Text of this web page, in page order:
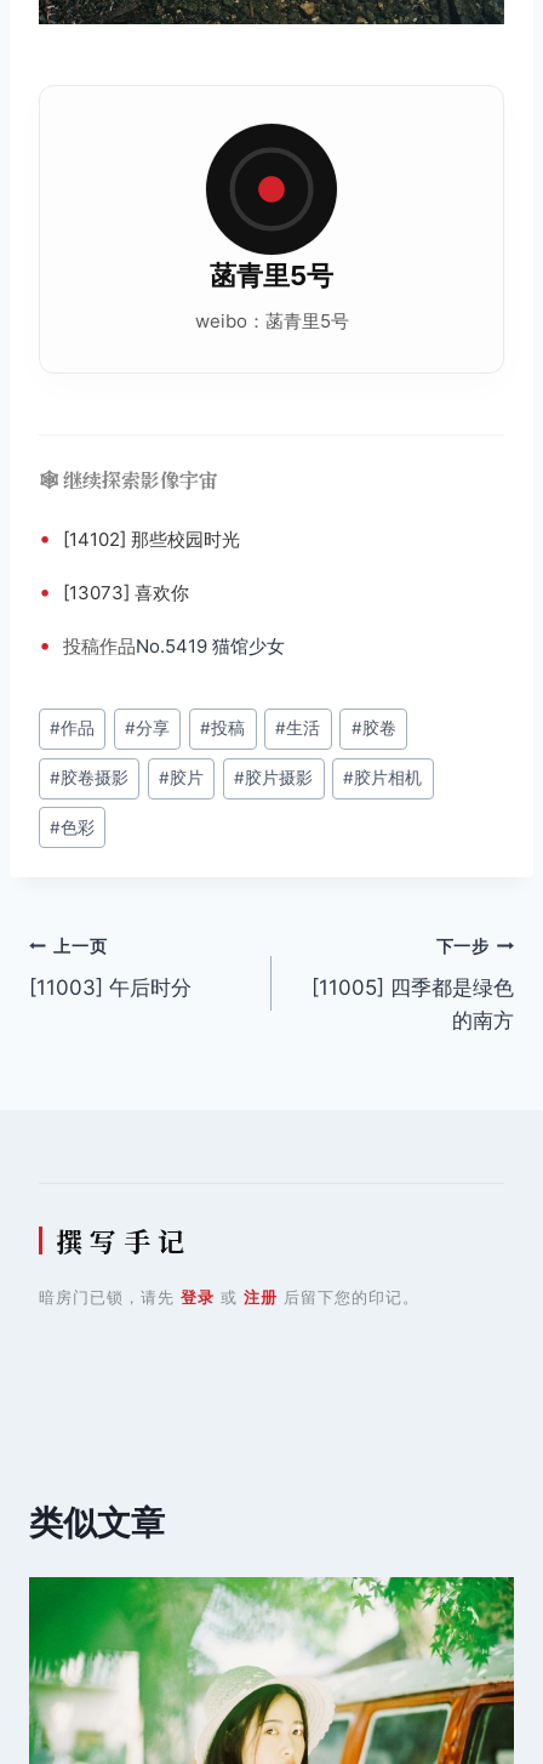
菡青里5号
weibo：菡青里5号
🕸️ 继续探索影像宇宙
• [14102] 那些校园时光
• [13073] 喜欢你
• 投稿作品No.5419 猫馆少女
文
章
标
签：
#作品 #分享 #投稿 #生活 #胶卷
#胶卷摄影 #胶片 #胶片摄影 #胶片相机
#色彩
文
章
上一页
[11003] 午后时分
下一步
[11005] 四季都是绿色
的南方
撰 写 手 记
暗房门已锁，请先 登录 或 注册 后留下您的印记。
类似文章